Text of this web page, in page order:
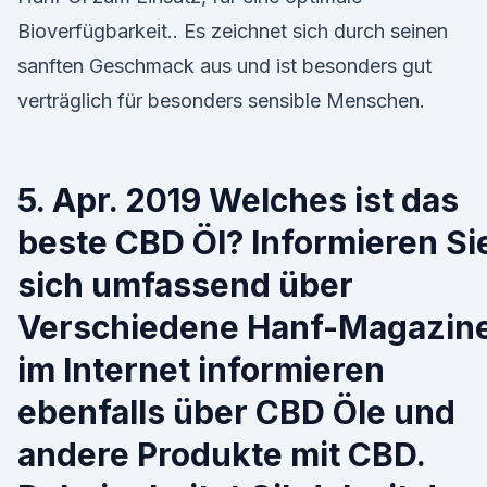
Bioverfügbarkeit.. Es zeichnet sich durch seinen
sanften Geschmack aus und ist besonders gut
verträglich für besonders sensible Menschen.
5. Apr. 2019 Welches ist das
beste CBD Öl? Informieren
sich umfassend über
Verschiedene Hanf-
im Internet informieren
ebenfalls über CBD Öle und
andere Produkte mit CBD.